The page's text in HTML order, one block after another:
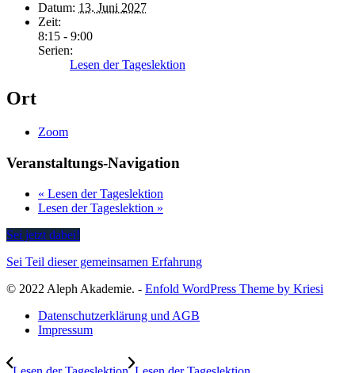
Datum: 13. Juni 2027
Zeit:
8:15 - 9:00
Serien:
Lesen der Tageslektion
Ort
Zoom
Veranstaltungs-Navigation
« Lesen der Tageslektion
Lesen der Tageslektion »
Sei jetzt dabei!
Sei Teil dieser gemeinsamen Erfahrung
© 2022 Aleph Akademie. - Enfold WordPress Theme by Kriesi
Datenschutzerklärung und AGB
Impressum